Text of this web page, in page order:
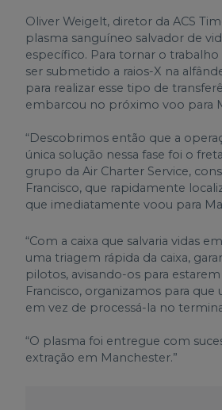
Oliver Weigelt, diretor da ACS
plasma sanguíneo salvador de
específico. Para tornar o
ser submetido a raios-X na
para realizar esse tipo de
embarcou no próximo voo para
“Descobrimos então que a
única solução nessa fase foi o
grupo da Air Charter Service,
Francisco, que rapidamente
que imediatamente voou para
“Com a caixa que salvaria vidas
uma triagem rápida da caixa,
pilotos, avisando-os para
Francisco, organizamos para
em vez de processá-la no
“O plasma foi entregue com
extração em Manchester.”